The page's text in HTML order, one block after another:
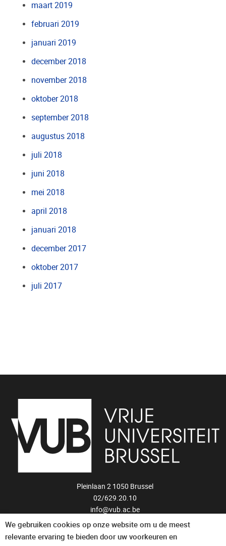
maart 2019
februari 2019
januari 2019
december 2018
november 2018
oktober 2018
september 2018
augustus 2018
juli 2018
juni 2018
mei 2018
april 2018
januari 2018
december 2017
oktober 2017
juli 2017
Pleinlaan 2 1050 Brussel
02/629.20.10
info@vub.ac.be
Privacyverklaring
We gebruiken cookies op onze website om u de meest
relevante ervaring te bieden door uw voorkeuren en